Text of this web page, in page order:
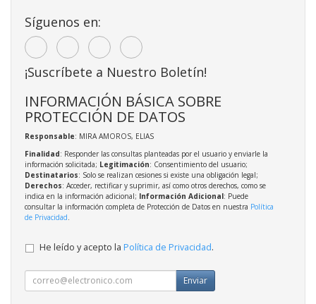
Síguenos en:
¡Suscríbete a Nuestro Boletín!
INFORMACIÓN BÁSICA SOBRE
PROTECCIÓN DE DATOS
Responsable: MIRA AMOROS, ELIAS
Finalidad: Responder las consultas planteadas por el usuario y enviarle la
información solicitada; Legitimación: Consentimiento del usuario;
Destinatarios: Solo se realizan cesiones si existe una obligación legal;
Derechos: Acceder, rectificar y suprimir, así como otros derechos, como se
indica en la información adicional; Información Adicional: Puede
consultar la información completa de Protección de Datos en nuestra Política
de Privacidad
He leído y acepto la Política de Privacidad.
Enviar